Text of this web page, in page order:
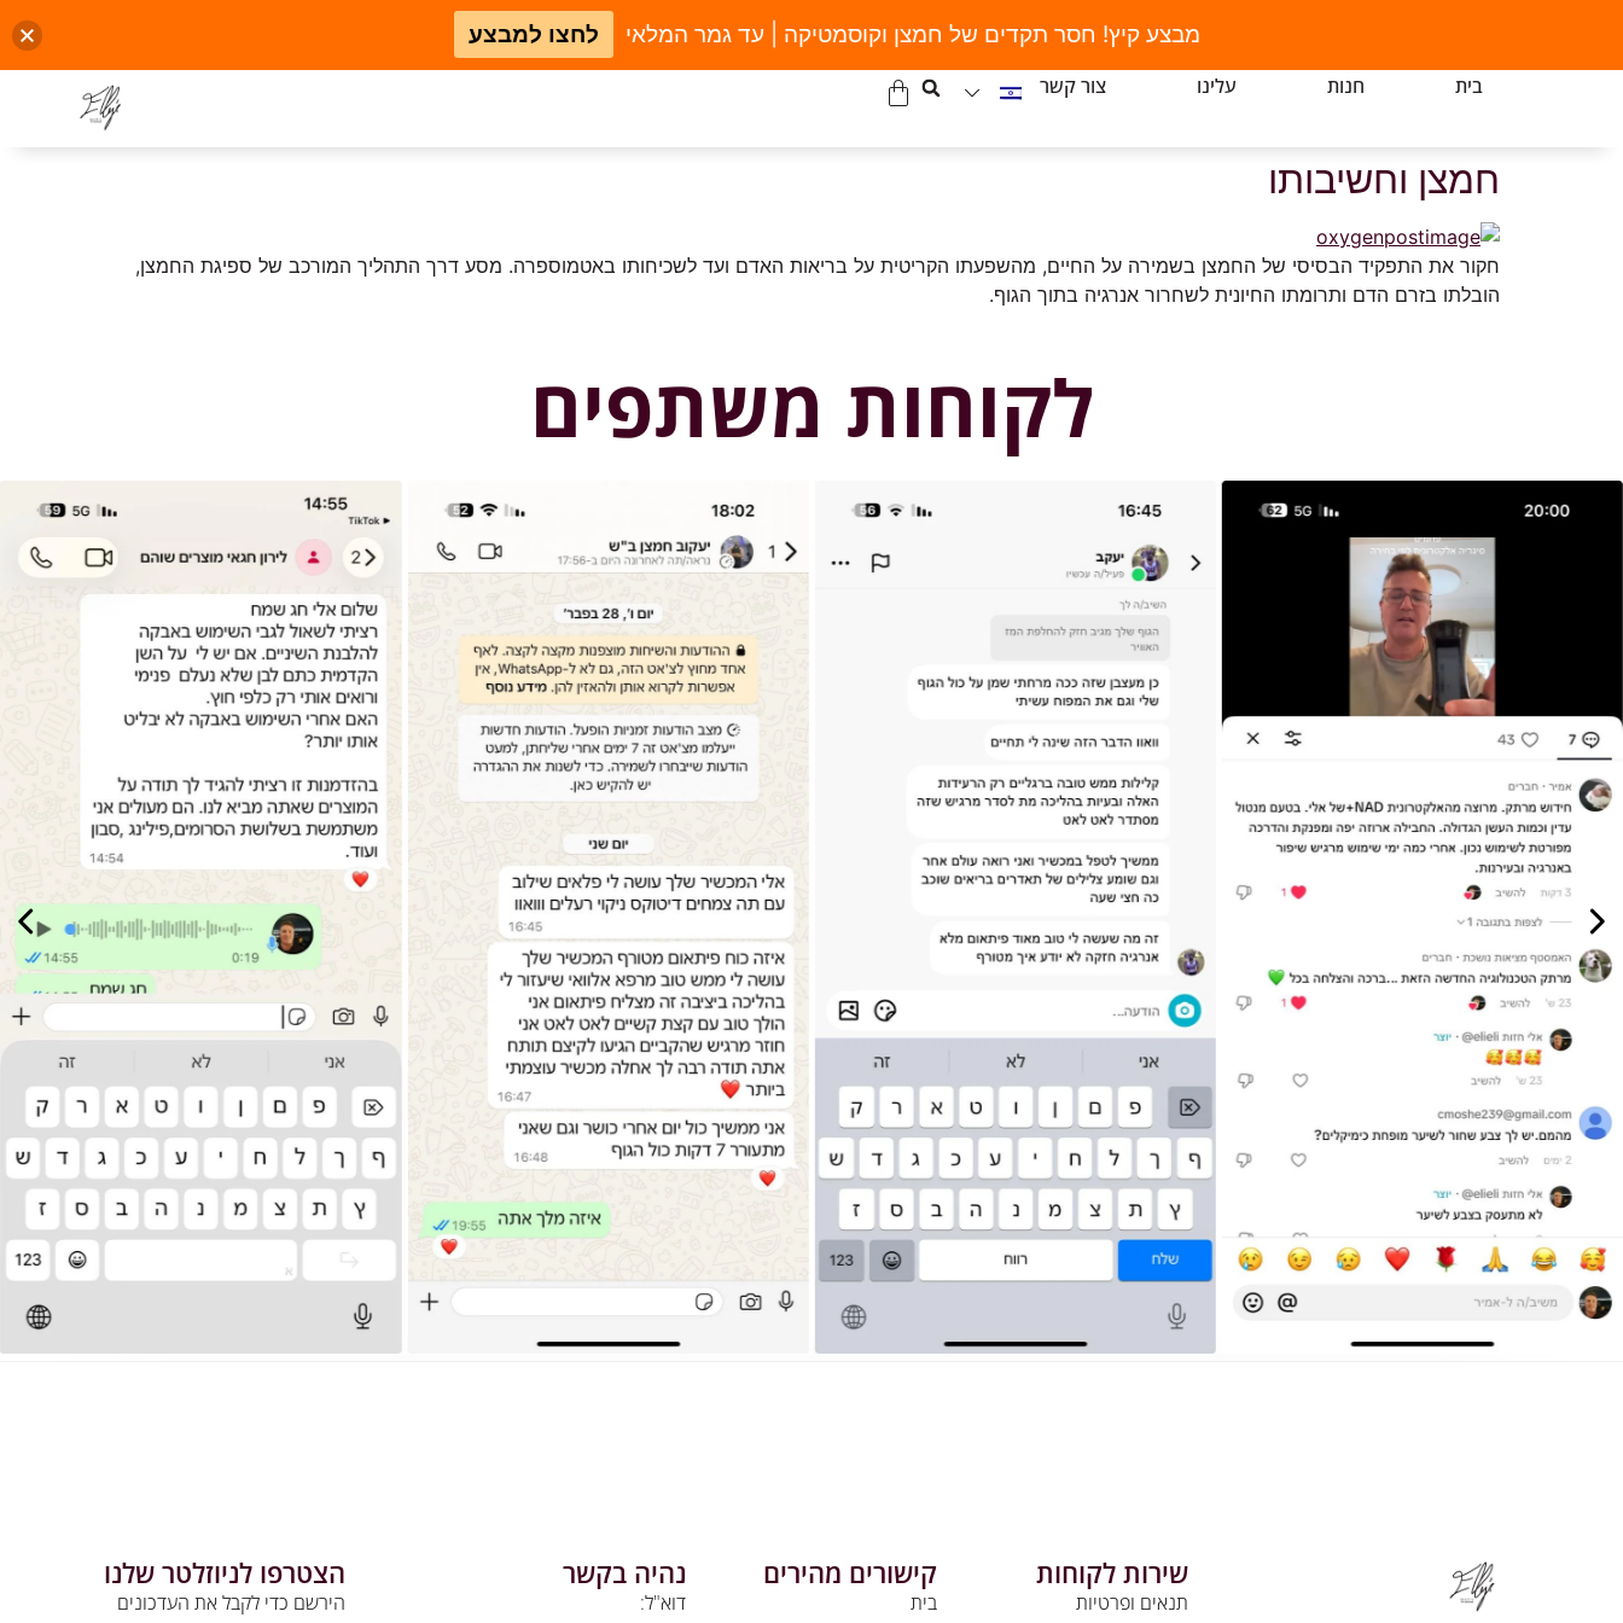
בית חנות עלינו צור קשר
חמצן וחשיבותו
חקור את התפקיד הבסיסי של החמצן בשמירה על החיים, מהשפעתו הקריטית על בריאות האדם ועד לשכיחותו באטמוספרה. מסע דרך התהליך המורכב של ספיגת החמצן,
הובלתו בזרם הדם ותרומתו החיונית לשחרור אנרגיה בתוך הגוף.
לקוחות משתפים
שירות לקוחות
תנאים ופרטיות
קישורים מהירים
בית
נהיה בקשר
דוא"ל:
הצטרפו לניוזלטר שלנו
הירשם כדי לקבל את העדכונים
מבצע קיץ! חסר תקדים של חמצן וקוסמטיקה | עד גמר המלאי לחצו למבצע